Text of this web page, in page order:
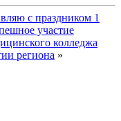
с праздником 1
участие
колледжа
региона »